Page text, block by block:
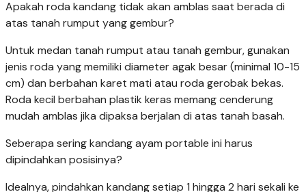
Apakah roda kandang tidak akan amblas saat berada di
atas tanah rumput yang gembur?
Untuk medan tanah rumput atau tanah gembur, gunakan
jenis roda yang memiliki diameter agak besar (minimal 10-15
cm) dan berbahan karet mati atau roda gerobak bekas.
Roda kecil berbahan plastik keras memang cenderung
mudah amblas jika dipaksa berjalan di atas tanah basah.
Seberapa sering kandang ayam portable ini harus
dipindahkan posisinya?
Idealnya, pindahkan kandang setiap 1 hingga 2 hari sekali ke